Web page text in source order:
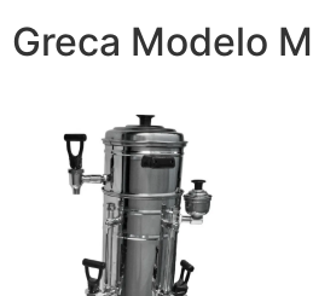
Greca Modelo